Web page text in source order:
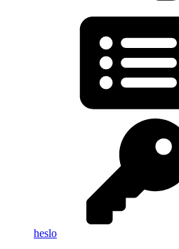
heslo